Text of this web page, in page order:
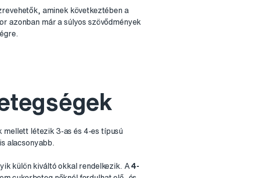
aminek következtében a
azonban már a súlyos szövődmények
mellett létezik 3-as és 4-es típusú
alacsonyabb.
külön kiváltó okkal rendelkezik. A4-